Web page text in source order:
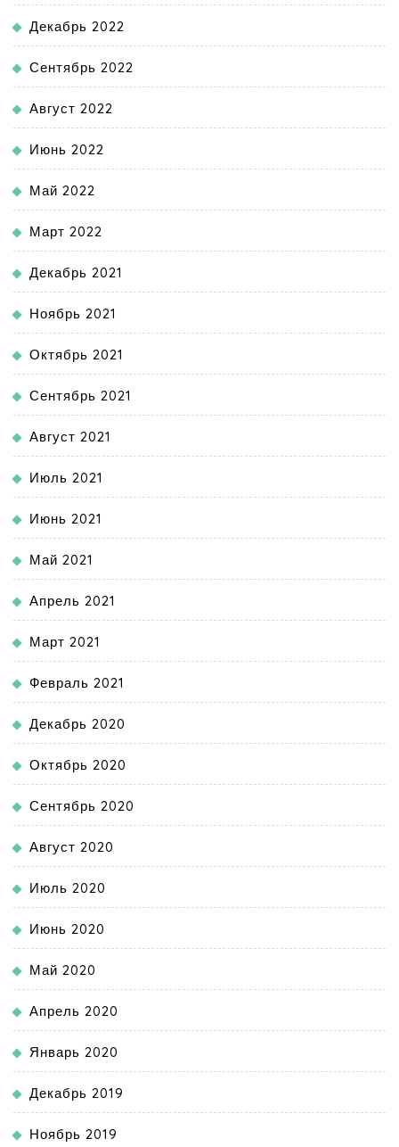
Декабрь 2022
Сентябрь 2022
Август 2022
Июнь 2022
Май 2022
Март 2022
Декабрь 2021
Ноябрь 2021
Октябрь 2021
Сентябрь 2021
Август 2021
Июль 2021
Июнь 2021
Май 2021
Апрель 2021
Март 2021
Февраль 2021
Декабрь 2020
Октябрь 2020
Сентябрь 2020
Август 2020
Июль 2020
Июнь 2020
Май 2020
Апрель 2020
Январь 2020
Декабрь 2019
Ноябрь 2019